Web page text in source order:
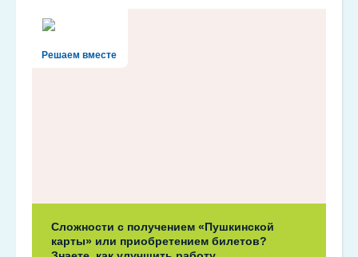
Решаем вместе
Сложности с получением «Пушкинской
карты» или приобретением билетов?